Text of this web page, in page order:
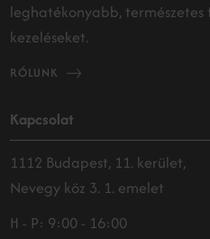
leghatékonyabb,
kezeléseket.
RÓLUNK
Kapcsolat
1112 Budapest, 11. kerület,
Nevegy köz 3. 1. emelet
H - P: 9:00 - 16:00